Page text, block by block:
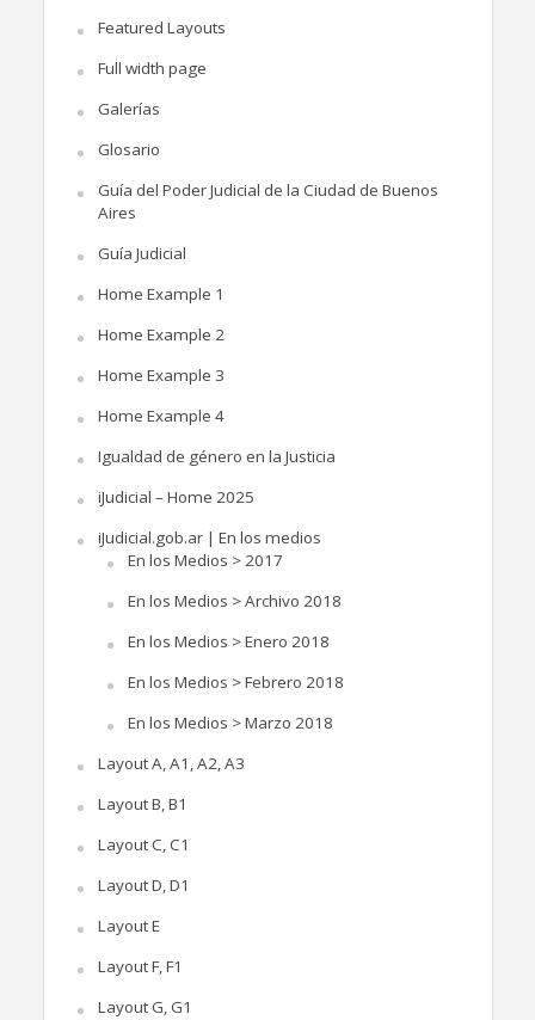
Featured Layouts
Full width page
Galerías
Glosario
Guía del Poder Judicial de la Ciudad de Buenos
Aires
Guía Judicial
Home Example 1
Home Example 2
Home Example 3
Home Example 4
Igualdad de género en la Justicia
iJudicial – Home 2025
iJudicial.gob.ar | En los medios
En los Medios > 2017
En los Medios > Archivo 2018
En los Medios > Enero 2018
En los Medios > Febrero 2018
En los Medios > Marzo 2018
Layout A, A1, A2, A3
Layout B, B1
Layout C, C1
Layout D, D1
Layout E
Layout F, F1
Layout G, G1